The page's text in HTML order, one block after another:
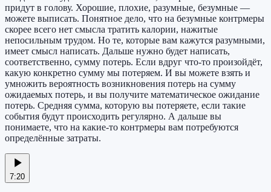
придут в голову. Хорошие, плохие, разумные, безумные —
можете выписать. Понятное дело, что на безумные контрмеры
скорее всего нет смысла тратить калории, нажитые
непосильным трудом. Но те, которые вам кажутся разумными,
имеет смысл написать. Дальше нужно будет написать,
соответственно, сумму потерь. Если вдруг что-то произойдёт,
какую конкретно сумму мы потеряем. И вы можете взять и
умножить вероятность возникновения потерь на сумму
ожидаемых потерь, и вы получите математическое ожидание
потерь. Средняя сумма, которую вы потеряете, если такие
события будут происходить регулярно. А дальше вы
понимаете, что на какие-то контрмеры вам потребуются
определённые затраты.
7:20